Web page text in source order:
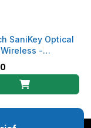
SaniKey Optical
-
muis